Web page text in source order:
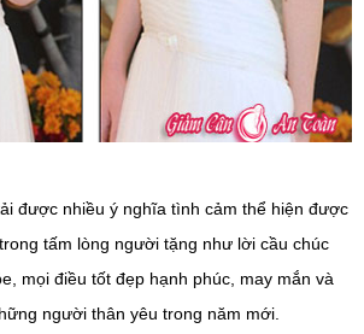
được nhiều ý nghĩa tình cảm thể hiện được
tấm lòng người tặng như lời cầu chúc
mọi điều tốt đẹp hạnh phúc, may mắn và
người thân yêu trong năm mới.